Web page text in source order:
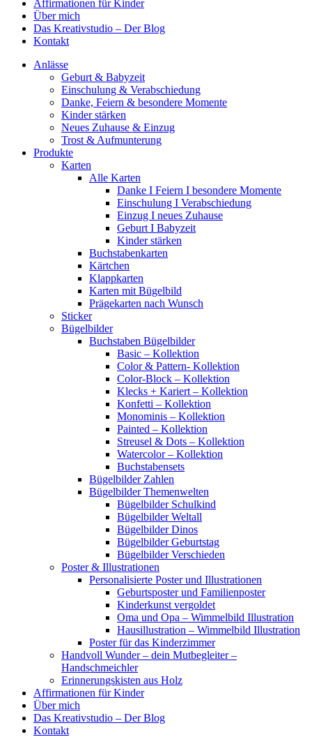
Affirmationen für Kinder
Über mich
Das Kreativstudio – Der Blog
Kontakt
Anlässe
Geburt & Babyzeit
Einschulung & Verabschiedung
Danke, Feiern & besondere Momente
Kinder stärken
Neues Zuhause & Einzug
Trost & Aufmunterung
Produkte
Karten
Alle Karten
Danke I Feiern I besondere Momente
Einschulung I Verabschiedung
Einzug I neues Zuhause
Geburt I Babyzeit
Kinder stärken
Buchstabenkarten
Kärtchen
Klappkarten
Karten mit Bügelbild
Prägekarten nach Wunsch
Sticker
Bügelbilder
Buchstaben Bügelbilder
Basic – Kollektion
Color & Pattern- Kollektion
Color-Block – Kollektion
Klecks + Kariert – Kollektion
Konfetti – Kollektion
Monominis – Kollektion
Painted – Kollektion
Streusel & Dots – Kollektion
Watercolor – Kollektion
Buchstabensets
Bügelbilder Zahlen
Bügelbilder Themenwelten
Bügelbilder Schulkind
Bügelbilder Weltall
Bügelbilder Dinos
Bügelbilder Geburtstag
Bügelbilder Verschieden
Poster & Illustrationen
Personalisierte Poster und Illustrationen
Geburtsposter und Familienposter
Kinderkunst vergoldet
Oma und Opa – Wimmelbild Illustration
Hausillustration – Wimmelbild Illustration
Poster für das Kinderzimmer
Handvoll Wunder – dein Mutbegleiter –
Handschmeichler
Erinnerungskisten aus Holz
Affirmationen für Kinder
Über mich
Das Kreativstudio – Der Blog
Kontakt